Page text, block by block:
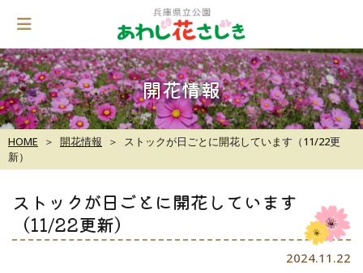
content
開花情報
HOME 開花情報
ストックが日ごとに開花しています（11/22更
新）
ストックが日ごとに開花しています
（11/22更新）
2024.11.22